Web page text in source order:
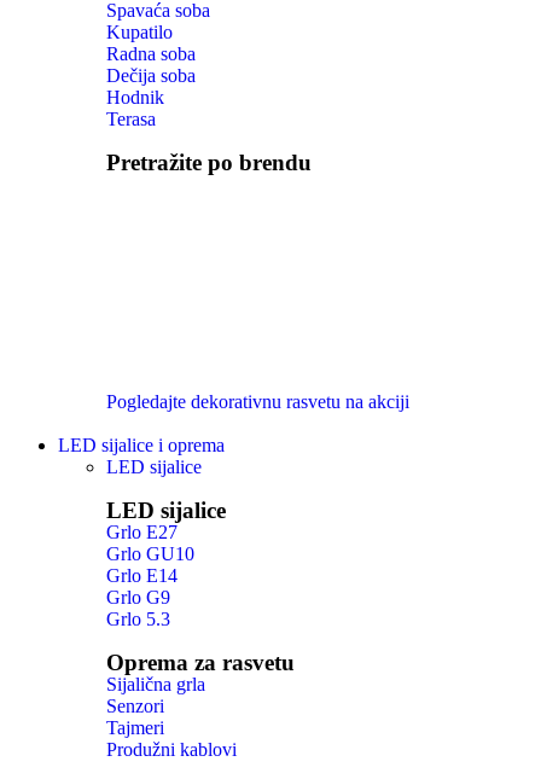
Spavaća soba
Kupatilo
Radna soba
Dečija soba
Hodnik
Terasa
Pretražite po brendu
Pogledajte dekorativnu rasvetu na akciji
LED sijalice i oprema
LED sijalice
LED sijalice
Grlo E27
Grlo GU10
Grlo E14
Grlo G9
Grlo 5.3
Oprema za rasvetu
Sijalična grla
Senzori
Tajmeri
Produžni kablovi